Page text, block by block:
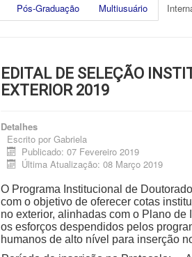
Pós-Graduação Multiusuário
EDITAL DE SELEÇÃO
EXTERIOR 2019
Detalhes
Escrito por Gabriela
Publicado: 07 Fevereiro 2019
Última Atualização: 08 Março 2019
O Programa Institucional de
com o objetivo de oferecer cotas
no exterior, alinhadas com o Plano
os esforços despendidos pelos
humanos de alto nível para inserção